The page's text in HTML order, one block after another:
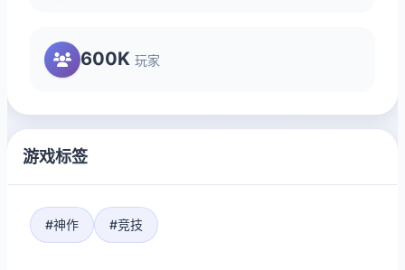
600K 玩家
游戏标签
#神作 #竞技